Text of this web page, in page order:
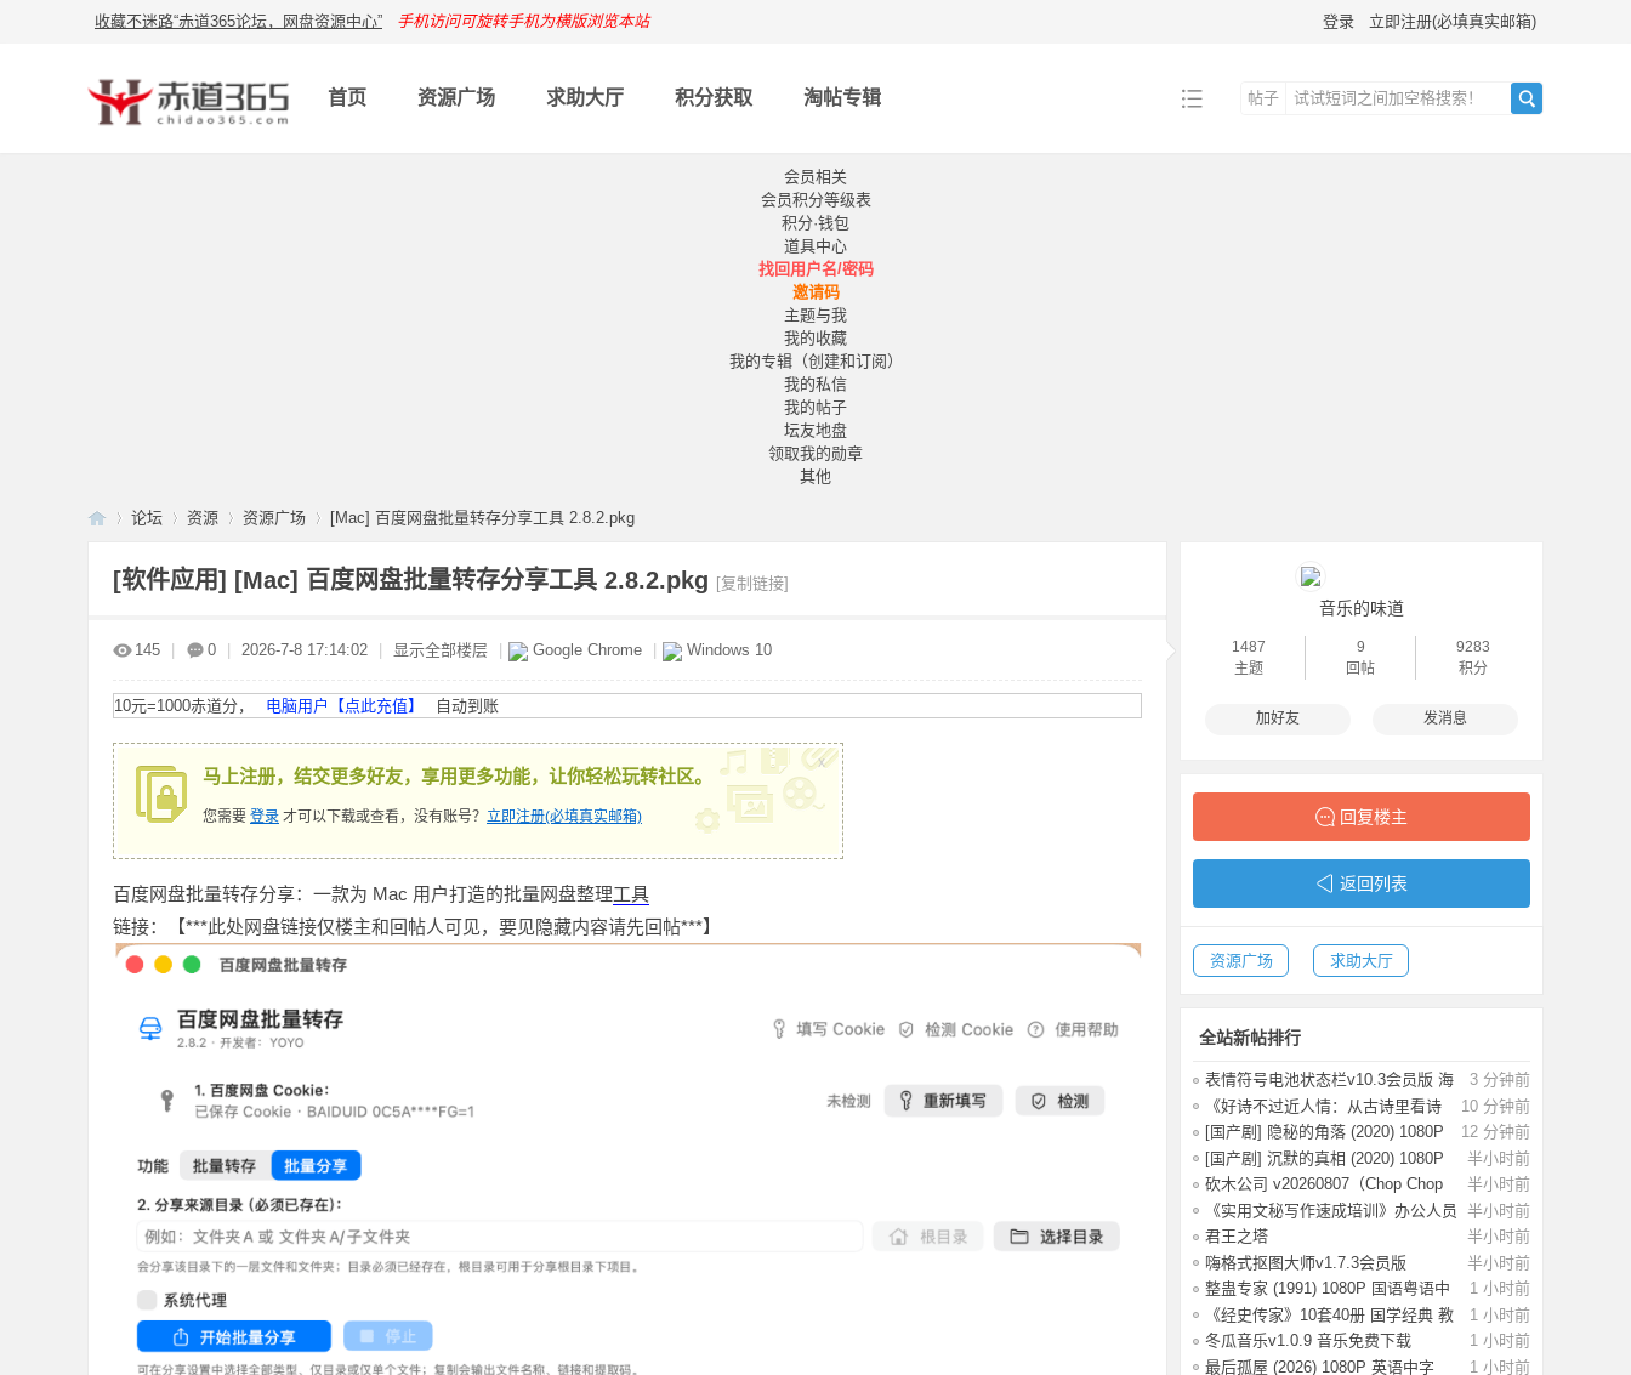
收藏不迷路“赤道365论坛，网盘资源中心” 手机访问可旋转手机为横版浏览本站 登录 立即注册(必填真实邮箱)
首页 资源广场 求助大厅 积分获取 淘帖专辑
帖子
会员相关
会员积分等级表
积分·钱包
道具中心
找回用户名/密码
邀请码
主题与我
我的收藏
我的专辑（创建和订阅）
我的私信
我的帖子
坛友地盘
领取我的勋章
其他
论坛 资源 资源广场 [Mac] 百度网盘批量转存分享工具 2.8.2.pkg
[软件应用] [Mac] 百度网盘批量转存分享工具 2.8.2.pkg [复制链接]
145 0 2026-7-8 17:14:02 显示全部楼层 Google Chrome Windows 10
10元=1000赤道分， 电脑用户【点此充值】 自动到账
马上注册，结交更多好友，享用更多功能，让你轻松玩转社区。
您需要 登录 才可以下载或查看，没有账号？ 立即注册(必填真实邮箱)
x
百度网盘批量转存分享：一款为 Mac 用户打造的批量网盘整理工具
链接：【***此处网盘链接仅楼主和回帖人可见，要见隐藏内容请先回帖***】
音乐的味道
1487
主题
9
回帖
9283
积分
加好友 发消息
回复楼主
返回列表
资源广场 求助大厅
全站新帖排行
3 分钟前
表情符号电池状态栏v10.3会员版 海
量emoji
10 分钟前
《好诗不过近人情：从古诗里看诗
人风骨》套
12 分钟前
[国产剧] 隐秘的角落 (2020) 1080P
国语中
半小时前
[国产剧] 沉默的真相 (2020) 1080P
国语中
半小时前
砍木公司 v20260807（Chop Chop
Inc.）免安
半小时前
《实用文秘写作速成培训》办公人员
必备技能
半小时前
君王之塔
Build.24596638（Sovereign Tower
半小时前
嗨格式抠图大师v1.7.3会员版
1 小时前
整蛊专家 (1991) 1080P 国语粤语中
字 [3.32
1 小时前
《经史传家》10套40册 国学经典 教
养圣经
1 小时前
冬瓜音乐v1.0.9 音乐免费下载
1 小时前
最后孤屋 (2026) 1080P 英语中字